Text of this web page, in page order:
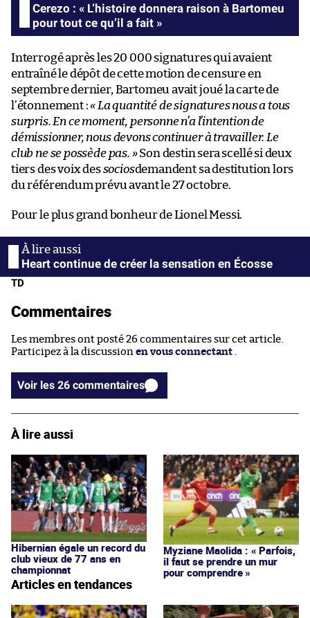
Cerezo : « L’histoire donnera raison à Bartomeu
pour tout ce qu’il a fait »
Interrogé après les 20 000 signatures qui avaient
entraîné le dépôt de cette motion de censure en
septembre dernier, Bartomeu avait joué la carte de
l’étonnement :« La quantité de signatures nous a tous
surpris. En ce moment, personne n’a l’intention de
démissionner, nous devons continuer à travailler. Le
club ne se possède pas. »Son destin sera scellé si deux
tiers des voix dessociosdemandent sa destitution lors
du référendum prévu avant le 27 octobre.
Pour le plus grand bonheur de Lionel Messi.
Heart continue de créer la sensation en Écosse
TD
Commentaires
Les membres ont posté 26 commentaires sur cet article.
Participez à la discussion en vous connectant
Voir les 26 commentaires
À lire aussi
Hibernian égale un record du
club vieux de 77 ans en
championnat
Myziane Maolida : « Parfois,
il faut se prendre un mur
pour comprendre »
Articles en tendances